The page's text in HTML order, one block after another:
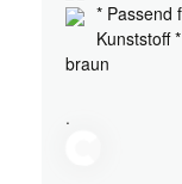
* Passend
Kunststoff
braun
.